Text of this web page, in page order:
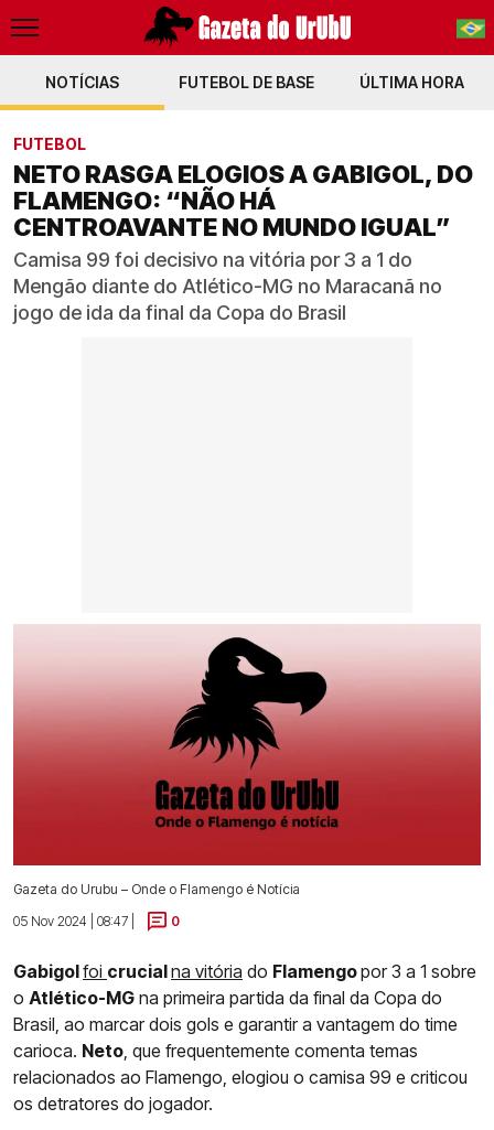
PT-BR
NOTÍCIAS FUTEBOL DE BASE ÚLTIMA HORA
FUTEBOL
NETO RASGA ELOGIOS A GABIGOL, DO
FLAMENGO: “NÃO HÁ
CENTROAVANTE NO MUNDO IGUAL”
Camisa 99 foi decisivo na vitória por 3 a 1 do
Mengão diante do Atlético-MG no Maracanã no
jogo de ida da final da Copa do Brasil
Gazeta do Urubu – Onde o Flamengo é Notícia
05 Nov 2024 | 08:47 |
0
Gabigolfoi crucialna vitória do Flamengopor 3 a 1 sobre
o Atlético-MG na primeira partida da final da Copa do
Brasil, ao marcar dois gols e garantir a vantagem do time
carioca. Neto, que frequentemente comenta temas
relacionados ao Flamengo, elogiou o camisa 99 e criticou
os detratores do jogador.